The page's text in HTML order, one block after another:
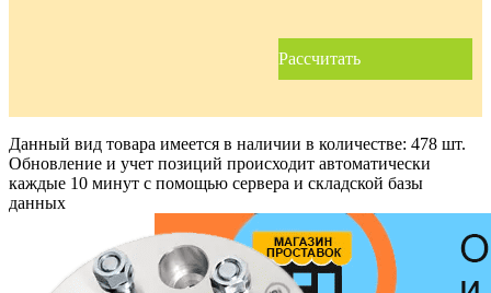
Рассчитать
Данный вид товара имеется в наличии в количестве: 478 шт.
Обновление и учет позиций происходит автоматически
каждые 10 минут с помощью сервера и складской базы
данных